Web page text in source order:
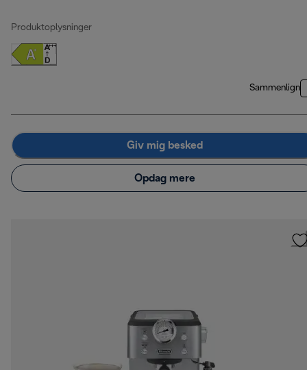
Produktoplysninger
Sammenlign
Giv mig besked
Opdag mere